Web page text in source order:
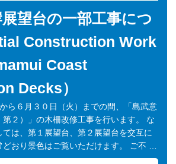
望台の一部工事につ
Construction Work
Coast
Decks）
ら６月３０日（火）までの間、「島武意
２）」の木柵改修工事を行います。 な
は、第１展望台、第２展望台を交互に
おり景色はご覧いただけます。 ご不 …